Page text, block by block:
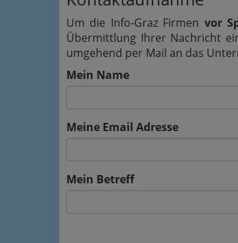
Um die Info-Graz Firmen vor
Übermittlung Ihrer Nachricht
umgehend per Mail an das
Mein Name
Meine Email Adresse
Mein Betreff